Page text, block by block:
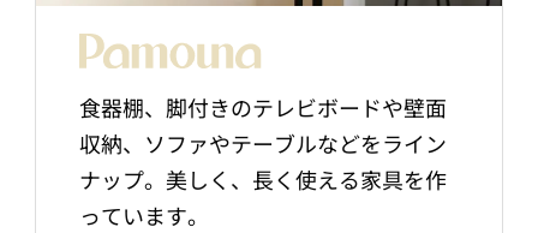
食器棚、脚付きのテレビボードや壁面
収納、ソファやテーブルなどをライン
ナップ。美しく、長く使える家具を作
っています。